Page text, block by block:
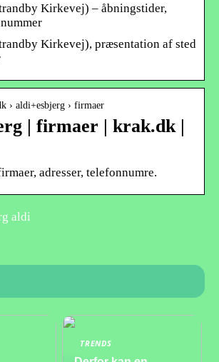
Kirkevej) – åbningstider,
Kirkevej), præsentation af sted
› aldi+esbjerg › firmaer
| firmaer | krak.dk |
adresser, telefonnumre.
aldi
TRENDS